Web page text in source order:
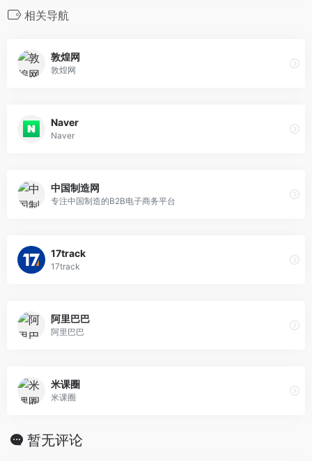
相关导航
敦煌网
敦煌网
Naver
Naver
中国制造网
专注中国制造的B2B电子商务平台
17track
17track
阿里巴巴
阿里巴巴
米课圈
米课圈
暂无评论